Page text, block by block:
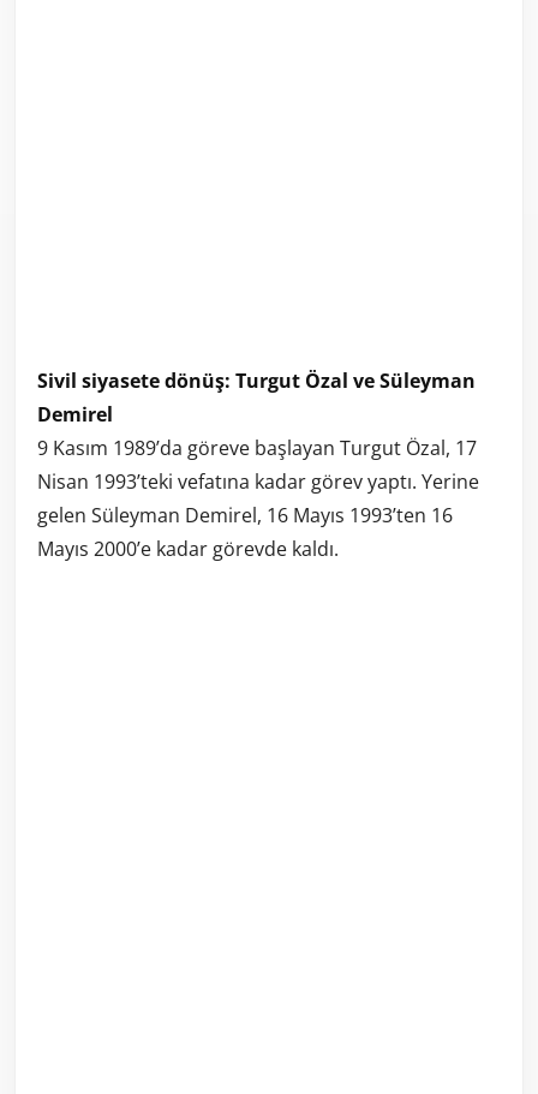
Sivil siyasete dönüş: Turgut Özal ve Süleyman
Demirel
9 Kasım 1989’da göreve başlayan Turgut Özal, 17
Nisan 1993’teki vefatına kadar görev yaptı. Yerine
gelen Süleyman Demirel, 16 Mayıs 1993’ten 16
Mayıs 2000’e kadar görevde kaldı.